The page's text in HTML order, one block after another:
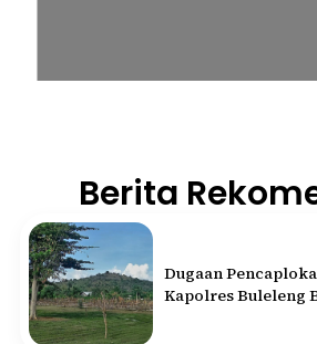
Berita
Dugaan
Kapolres Buleleng